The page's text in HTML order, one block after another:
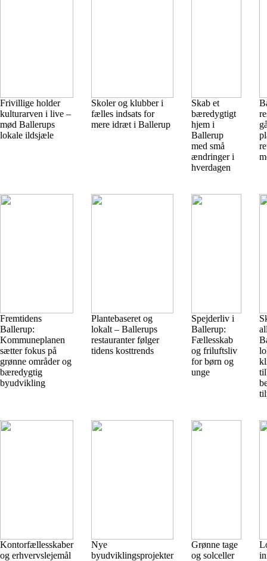
Frivillige holder
kulturarven i live –
mød Ballerups
lokale ildsjæle
Skoler og klubber i
fælles indsats for
mere idræt i Ballerup
Skab et
bæredygtigt
hjem i
Ballerup
med små
ændringer i
hverdagen
Fremtidens
Ballerup:
Kommuneplanen
sætter fokus på
grønne områder og
bæredygtig
byudvikling
Plantebaseret og
lokalt – Ballerups
restauranter følger
tidens kosttrends
Spejderliv i
Ballerup:
Fællesskab
og friluftsliv
for børn og
unge
Kontorfællesskaber
og erhvervslejemål
Nye
byudviklingsprojekter
Grønne tage
og solceller